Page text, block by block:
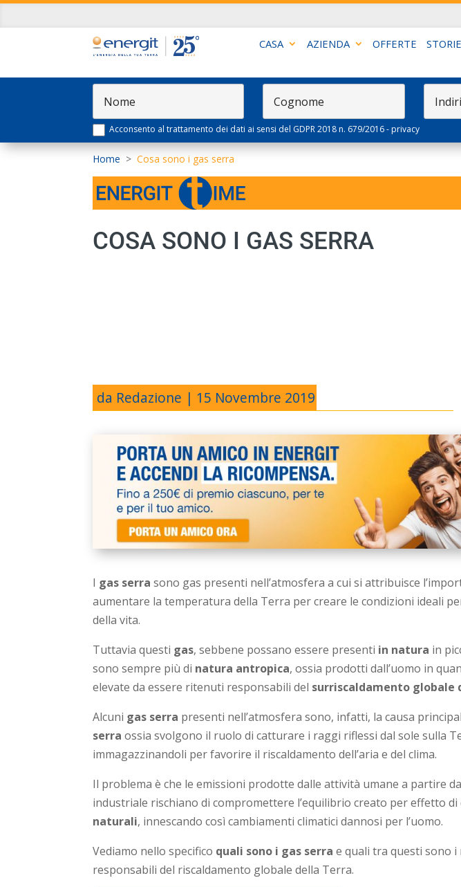
CASA AZIENDA OFFERTE STORIE
Acconsento al trattamento dei dati ai sensi del GDPR 2018 n. 679/2016 -privacy
Home >Cosa sono i gas serra
COSA SONO I GAS SERRA
da Redazione | 15 Novembre 2019
I gas serra sono gas presenti nell’atmosfera a cui si attribuisce
aumentare la temperatura della Terra per creare le condizioni ideali
della vita.
Tuttavia questi gas, sebbene possano essere presenti in natura in
sono sempre più di natura antropica, ossia prodotti dall’uomo in
elevate da essere ritenuti responsabili del surriscaldamento globale
Alcuni gas serra presenti nell’atmosfera sono, infatti, la causa
serraossia svolgono il ruolo di catturare i raggi riflessi dal sole sulla
immagazzinandoli per favorire il riscaldamento dell’aria e del clima.
Il problema è che le emissioni prodotte dalle attività umane a partire
industriale rischiano di compromettere l’equilibrio creato per effetto di
naturali, innescando così cambiamenti climatici dannosi per l’uomo.
Vediamo nello specifico quali sono i gas serra e quali tra questi sono i
responsabili del riscaldamento globale della Terra.